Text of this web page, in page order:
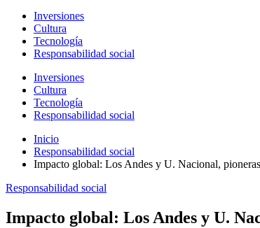
Inversiones
Cultura
Tecnología
Responsabilidad social
Inversiones
Cultura
Tecnología
Responsabilidad social
Inicio
Responsabilidad social
Impacto global: Los Andes y U. Nacional,
Responsabilidad social
Impacto global: Los Andes y U.